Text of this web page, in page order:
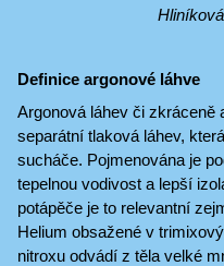
Definice argonové láhve
Argonová láhev či zkráceně
separátní tlaková láhev,
sucháče. Pojmenována je
tepelnou vodivost a lepší
potápěče je to relevantní
Helium obsažené v
nitroxu odvádí z těla velké